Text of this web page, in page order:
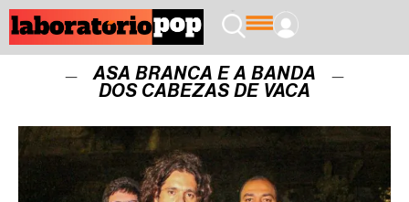
ASA BRANCA E A BANDA
DOS CABEZAS DE VACA